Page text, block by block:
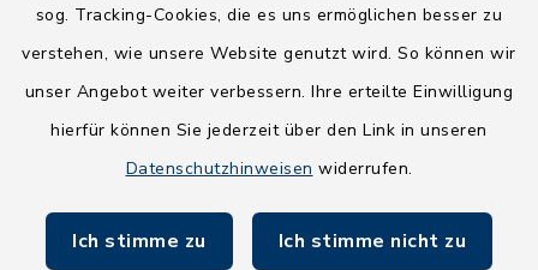
sog. Tracking-Cookies, die es uns ermöglichen besser zu
verstehen, wie unsere Website genutzt wird. So können wir
unser Angebot weiter verbessern. Ihre erteilte Einwilligung
hierfür können Sie jederzeit über den Link in unseren
Datenschutzhinweisen widerrufen.
Ich stimme zu Ich stimme nicht zu
NEU! Amtsbroschüre 2026
Holsteiner Auenland
Fundbüro